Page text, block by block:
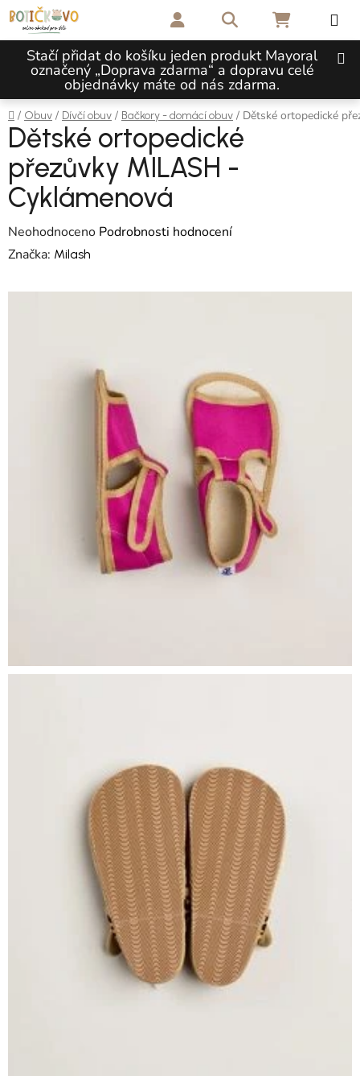
Přejít na obsah
Stačí přidat do košíku jeden produkt Mayoral
označený „Doprava zdarma“ a dopravu celé
objednávky máte od nás zdarma.
Hledat NÁKUPNÍ
Domů
/ Obuv / Dívčí obuv / Bačkory - domácí obuv / Dětské ortopedické
Dětské ortopedické
přezůvky MILASH -
Cyklámenová
Průměrné hodnocení produktu je 0,0 z 5 hvězdiček.
Neohodnoceno Podrobnosti hodnocení
Značka: Milash